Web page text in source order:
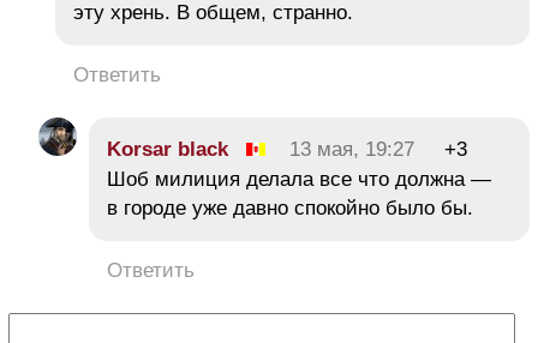
эту хрень. В общем, странно.
Ответить
Korsar black 13 мая, 19:27
+3
Шоб милиция делала все что должна —
в городе уже давно спокойно было бы.
Ответить